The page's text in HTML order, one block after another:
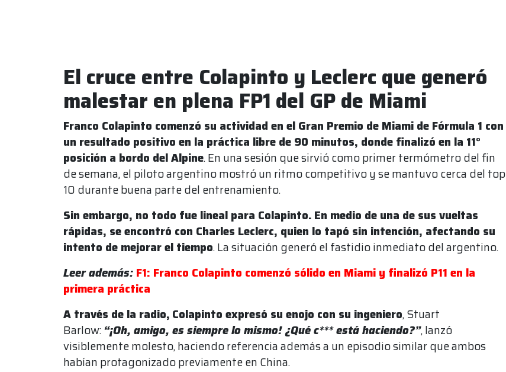
El cruce entre Colapinto y Leclerc que generó
malestar en plena FP1 del GP de Miami
Franco Colapinto comenzó su actividad en el Gran Premio de Miami de Fórmula 1 con
un resultado positivo en la práctica libre de 90 minutos, donde finalizó en la 11°
posición a bordo del Alpine. En una sesión que sirvió como primer termómetro del fin
de semana, el piloto argentino mostró un ritmo competitivo y se mantuvo cerca del top
10 durante buena parte del entrenamiento.
Sin embargo, no todo fue lineal para Colapinto. En medio de una de sus vueltas
rápidas, se encontró con Charles Leclerc, quien lo tapó sin intención, afectando su
intento de mejorar el tiempo. La situación generó el fastidio inmediato del argentino.
Leer además: F1: Franco Colapinto comenzó sólido en Miami y finalizó P11 en la
primera práctica
A través de la radio, Colapinto expresó su enojo con su ingeniero, Stuart
Barlow:“¡Oh, amigo, es siempre lo mismo! ¿Qué c*** está haciendo?”, lanzó
visiblemente molesto, haciendo referencia además a un episodio similar que ambos
habían protagonizado previamente en China.